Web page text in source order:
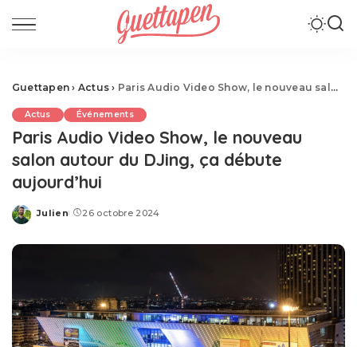
Guettapen › Actus › Paris Audio Video Show, le nouveau salon autour du DJing, ça débute aujourd’hui
Actus Événements
Paris Audio Video Show, le nouveau
salon autour du DJing, ça débute
aujourd’hui
Posted
Julien 26 octobre 2024